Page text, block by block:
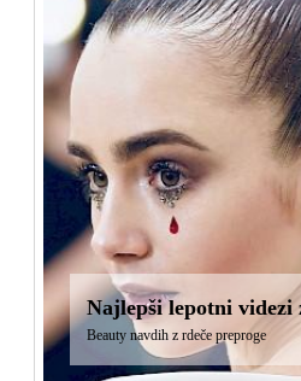
Najlepši lepotni videzi
Beauty navdih z rdeče preproge